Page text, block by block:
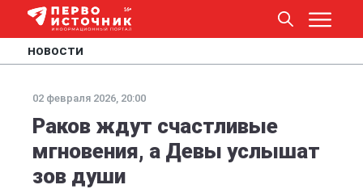
НОВОСТИ
02 февраля 2026, 20:00
Раков ждут счастливые
мгновения, а Девы услышат
зов души